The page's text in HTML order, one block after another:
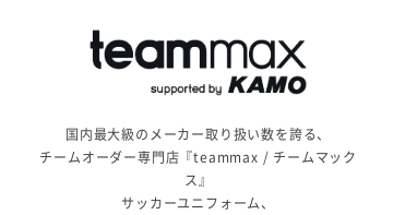
国内最大級のメーカー取り扱い数を誇る、
チームオーダー専門店『teammax / チームマック
ス』
サッカーユニフォーム、